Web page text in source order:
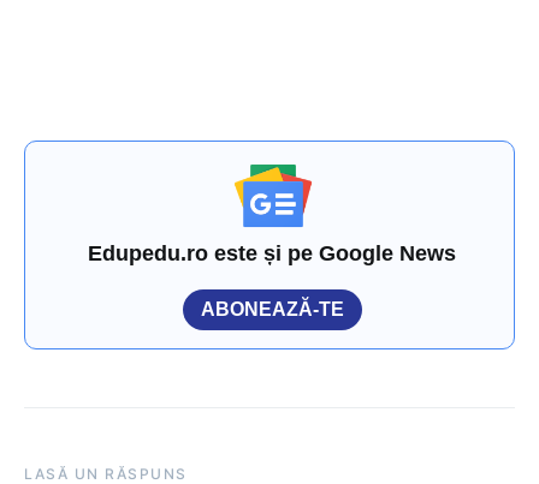
Edupedu.ro este și pe Google News
ABONEAZĂ-TE
LASĂ UN RĂSPUNS